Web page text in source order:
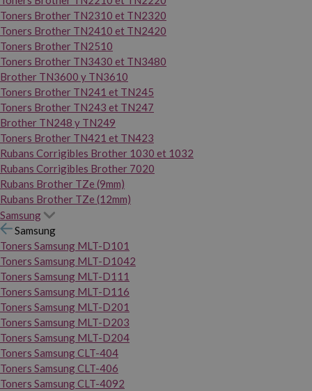
Toners Brother TN2310 et TN2320
Toners Brother TN2410 et TN2420
Toners Brother TN2510
Toners Brother TN3430 et TN3480
Brother TN3600 y TN3610
Toners Brother TN241 et TN245
Toners Brother TN243 et TN247
Brother TN248 y TN249
Toners Brother TN421 et TN423
Rubans Corrigibles Brother 1030 et 1032
Rubans Corrigibles Brother 7020
Rubans Brother TZe (9mm)
Rubans Brother TZe (12mm)
Samsung
Samsung
Toners Samsung MLT-D101
Toners Samsung MLT-D1042
Toners Samsung MLT-D111
Toners Samsung MLT-D116
Toners Samsung MLT-D201
Toners Samsung MLT-D203
Toners Samsung MLT-D204
Toners Samsung CLT-404
Toners Samsung CLT-406
Toners Samsung CLT-4092